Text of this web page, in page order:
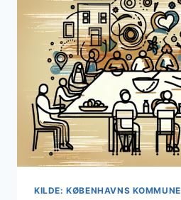
KOMMUNE
KILDE: KØBENHAVNS KOMMUNE